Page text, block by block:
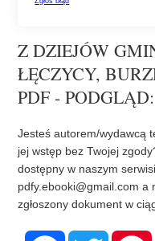
Z DZIEJÓW
ŁĘCZYCY,
PDF - PODGLĄD:
Jesteś autorem/wydawcą
jej wstęp bez Twojej
dostępny w naszym
pdfy.ebooki@gmail.com a
zgłoszony dokument w
F T